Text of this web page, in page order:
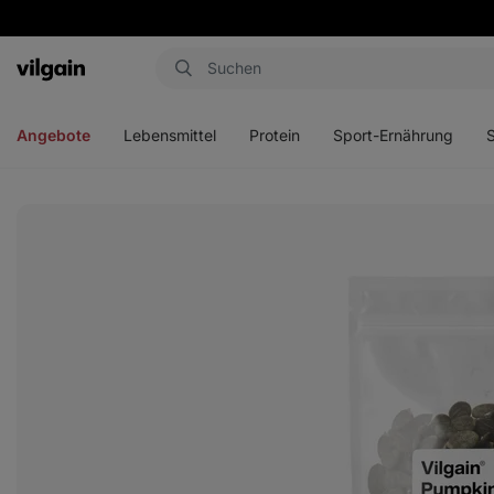
Aktin
Angebote Lebensmittel Protein Sport-Ernährung